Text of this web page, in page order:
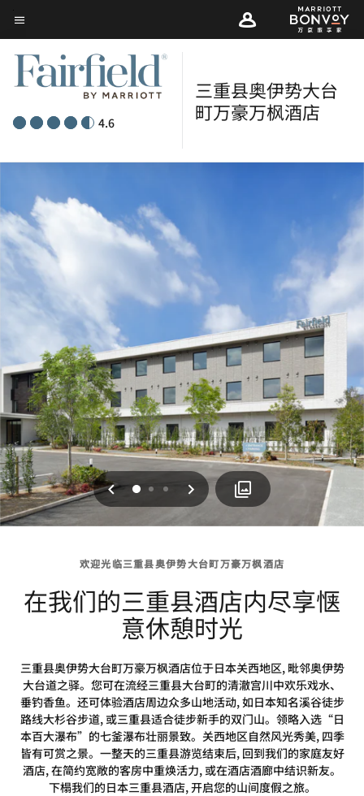
Skip
to
main
content
菜单文本
4.6
三重县奥伊势大台
町万豪万枫酒店
上一页
0 1 2 下一页
欢迎光临三重县奥伊势大台町万豪万枫酒店
在我们的三重县酒店内尽享惬
意休憩时光
三重县奥伊势大台町万豪万枫酒店位于日本关西地区, 毗邻奥伊势
大台道之驿。您可在流经三重县大台町的清澈宫川中欢乐戏水、
垂钓香鱼。还可体验酒店周边众多山地活动, 如日本知名溪谷徒步
路线大杉谷步道, 或三重县适合徒步新手的双门山。领略入选“日
本百大瀑布”的七釜瀑布壮丽景致。关西地区自然风光秀美, 四季
皆有可赏之景。一整天的三重县游览结束后, 回到我们的家庭友好
酒店, 在简约宽敞的客房中重焕活力, 或在酒店酒廊中结识新友。
下榻我们的日本三重县酒店, 开启您的山间度假之旅。